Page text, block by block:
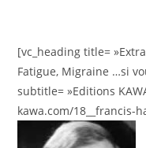
[vc_heading title=
Fatigue, Migraine …si
subtitle= »Editions
kawa.com/18__francis-